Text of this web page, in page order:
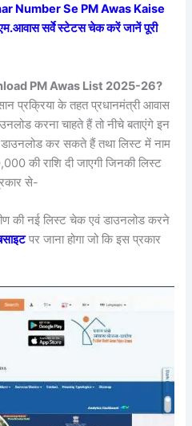
Number Se PM Awas Kaise
सर्वे स्टेटस चेक करें जानें पूरी
PM Awas List 2025-26?
प्रक्रिया के तहत प्रधानमंत्री आवास
करना चाहते हैं तो नीचे बताएंगे इन
कर सकते हैं तथा लिस्ट में नाम
की राशि दी जाएगी जिनकी लिस्ट
से-
की नई लिस्ट चेक एवं डाउनलोड करने
पर जाना होगा जो कि इस प्रकार